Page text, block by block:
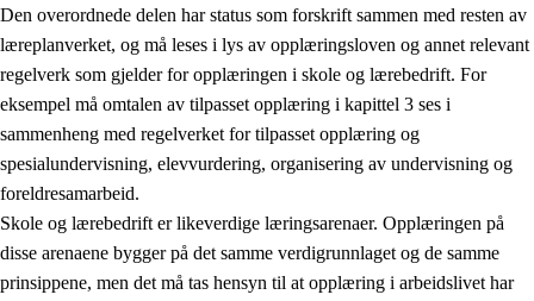
Den overordnede delen har status som forskrift sammen med resten av
læreplanverket, og må leses i lys av opplæringsloven og annet relevant
regelverk som gjelder for opplæringen i skole og lærebedrift. For
eksempel må omtalen av tilpasset opplæring i kapittel 3 ses i
sammenheng med regelverket for tilpasset opplæring og
spesialundervisning, elevvurdering, organisering av undervisning og
foreldresamarbeid.
Skole og lærebedrift er likeverdige læringsarenaer. Opplæringen på
disse arenaene bygger på det samme verdigrunnlaget og de samme
prinsippene, men det må tas hensyn til at opplæring i arbeidslivet har